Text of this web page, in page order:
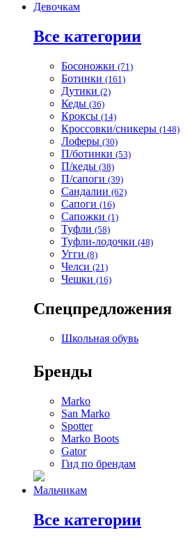
Девочкам
Все категории
Босоножки (71)
Ботинки (161)
Дутики (2)
Кеды (36)
Кроксы (14)
Кроссовки/сникеры (148)
Лоферы (30)
П/ботинки (53)
П/кеды (38)
П/сапоги (39)
Сандалии (62)
Сапоги (16)
Сапожки (1)
Туфли (58)
Туфли-лодочки (48)
Угги (8)
Челси (21)
Чешки (16)
Спецпредложения
Школьная обувь
Бренды
Marko
San Marko
Spotter
Marko Boots
Gator
Гид по брендам
Мальчикам
Все категории